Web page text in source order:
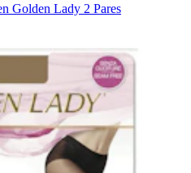
Golden Lady 2 Pares